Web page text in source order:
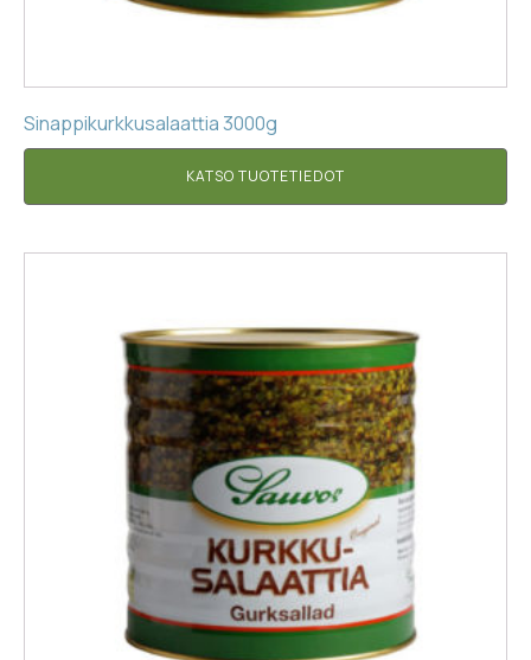
Sinappikurkkusalaattia 3000g
KATSO TUOTETIEDOT